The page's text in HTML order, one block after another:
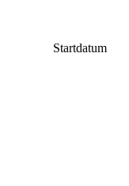
Startdatum